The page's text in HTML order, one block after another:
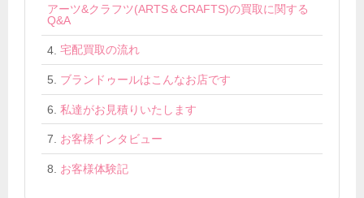
アーツ&クラフツ(ARTS＆CRAFTS)の買取に関する
Q&A
宅配買取の流れ
ブランドゥールはこんなお店です
私達がお見積りいたします
お客様インタビュー
お客様体験記